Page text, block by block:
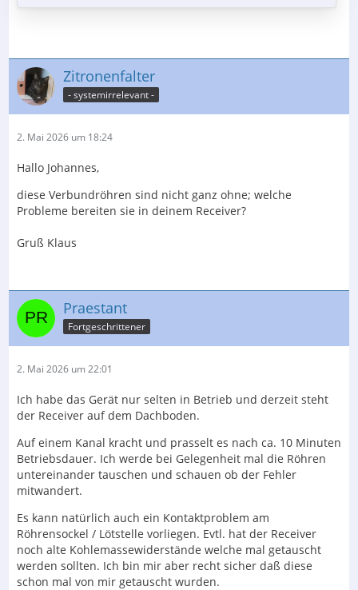
Zitronenfalter
- systemirrelevant -
2. Mai 2026 um 18:24
Hallo Johannes,
diese Verbundröhren sind nicht ganz ohne; welche
Probleme bereiten sie in deinem Receiver?
Gruß Klaus
Praestant
Fortgeschrittener
2. Mai 2026 um 22:01
Ich habe das Gerät nur selten in Betrieb und derzeit steht
der Receiver auf dem Dachboden.
Auf einem Kanal kracht und prasselt es nach ca. 10 Minuten
Betriebsdauer. Ich werde bei Gelegenheit mal die Röhren
untereinander tauschen und schauen ob der Fehler
mitwandert.
Es kann natürlich auch ein Kontaktproblem am
Röhrensockel / Lötstelle vorliegen. Evtl. hat der Receiver
noch alte Kohlemassewiderstände welche mal getauscht
werden sollten. Ich bin mir aber recht sicher daß diese
schon mal von mir getauscht wurden.